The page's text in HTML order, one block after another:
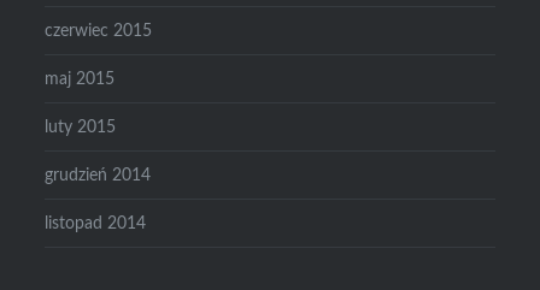
czerwiec 2015
maj 2015
luty 2015
grudzień 2014
listopad 2014